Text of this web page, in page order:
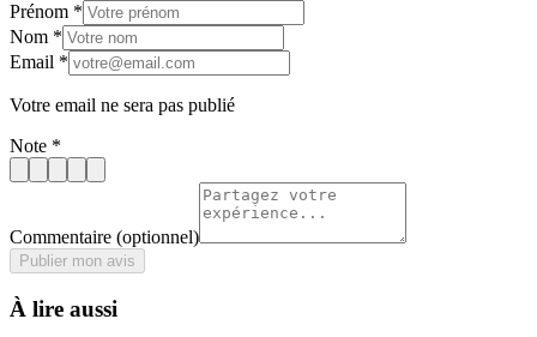
Prénom *
Nom *
Email *
Votre email ne sera pas publié
Note *
Commentaire (optionnel)
Publier mon avis
À lire aussi